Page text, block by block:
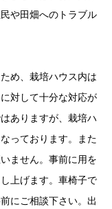
や田畑へのトラブル
め、栽培ハウス内は
対して十分な対応が
ありますが、栽培ハ
なっております。また
ません。事前に用を
上げます。車椅子で
にご相談下さい。出